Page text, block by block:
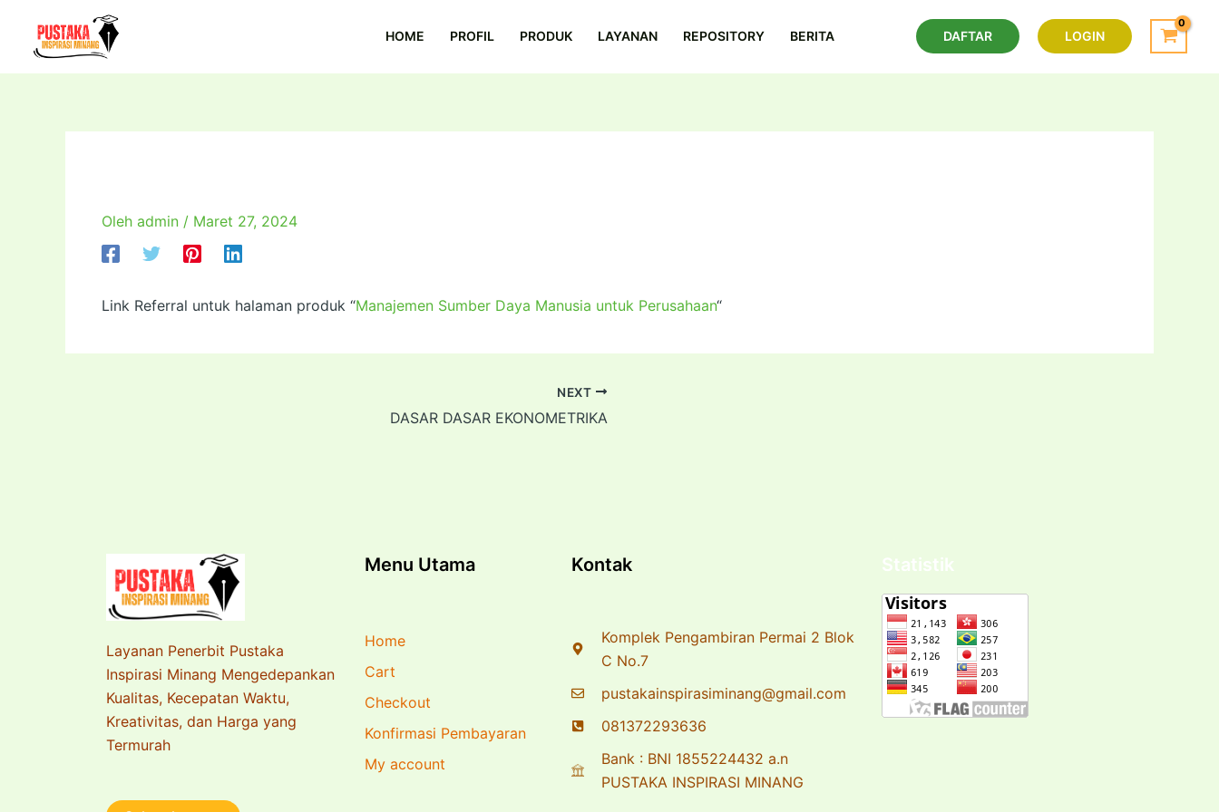
konten
HOME PROFIL PRODUK LAYANAN REPOSITORY BERITA DAFTAR LOGIN
Oleh admin / Maret 27, 2024
Link Referral untuk halaman produk “Manajemen Sumber Daya Manusia untuk Perusahaan“
navigation
NEXT
DASAR DASAR EKONOMETRIKA
Layanan Penerbit Pustaka
Inspirasi Minang Mengedepankan
Kualitas, Kecepatan Waktu,
Kreativitas, dan Harga yang
Termurah
Menu Utama
Home
Cart
Checkout
Konfirmasi Pembayaran
My account
Kontak
Komplek Pengambiran Permai 2 Blok
C No.7
pustakainspirasiminang@gmail.com
081372293636
Bank : BNI 1855224432 a.n
PUSTAKA INSPIRASI MINANG
Statistik